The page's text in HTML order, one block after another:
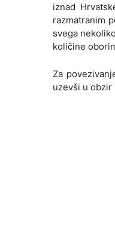
iznad
razmatranim
svega
količine
Za
uzevši u obzir